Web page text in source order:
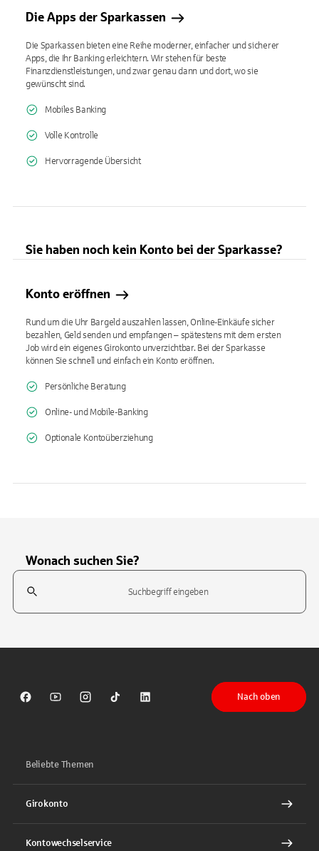
Die Apps der Sparkassen
Die Sparkassen bieten eine Reihe moderner, einfacher und sicherer
Apps, die Ihr Banking erleichtern. Wir stehen für beste
Finanzdienstleistungen, und zwar genau dann und dort, wo sie
gewünscht sind.
Mobiles Banking
Volle Kontrolle
Hervorragende Übersicht
Sie haben noch kein Konto bei der Sparkasse?
Konto eröffnen
Rund um die Uhr Bargeld auszahlen lassen, Online-Einkäufe sicher
bezahlen, Geld senden und empfangen – spätestens mit dem ersten
Job wird ein eigenes Girokonto unverzichtbar. Bei der Sparkasse
können Sie schnell und einfach ein Konto eröffnen.
Persönliche Beratung
Online- und Mobile-Banking
Optionale Kontoüberziehung
Wonach suchen Sie?
Suchfeld
Sparkasse auf Facebook
Sparkasse auf Youtube
Sparkasse auf Instagram
Sparkasse auf TikTok
Sparkasse auf LinkedIn
Nach oben
Beliebte Themen
Girokonto
Kontowechselservice